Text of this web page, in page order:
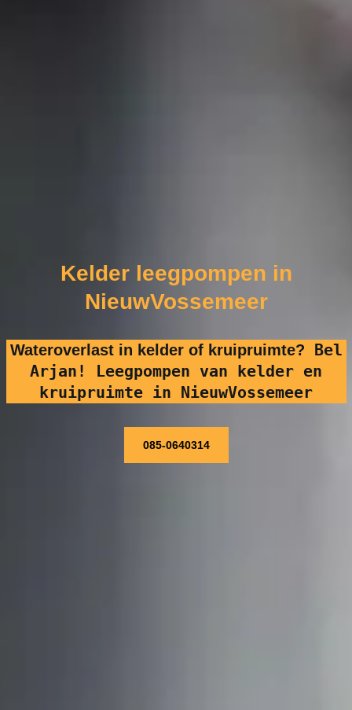
Kelder leegpompen in
NieuwVossemeer
Wateroverlast in kelder of kruipruimte?
Bel
Arjan! Leegpompen van kelder en
kruipruimte in NieuwVossemeer
085-0640314